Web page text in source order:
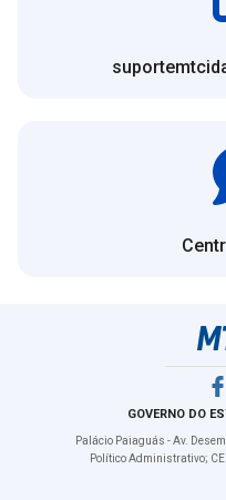
GOVERNO DO
Palácio Paiaguás - Av.
Político Administrativo;